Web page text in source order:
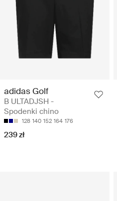
adidas Golf
B ULTADJSH -
Spodenki chino
128 140 152 164 176
239 zł